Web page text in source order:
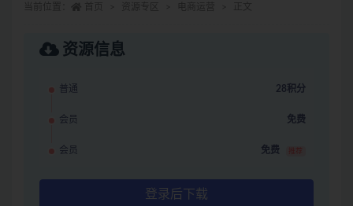
资源信息
普通 28积分
会员 免费
会员 免费 推荐
登录后下载